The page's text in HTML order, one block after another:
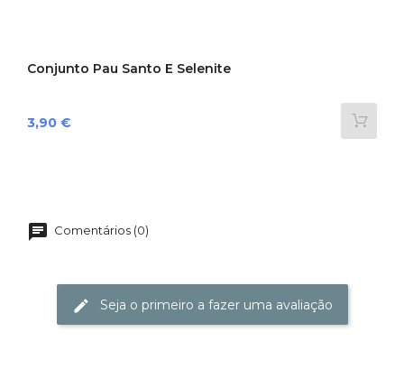
Conjunto Pau Santo E Selenite
Preço
3,90 €
Comentários (0)
Seja o primeiro a fazer uma avaliação